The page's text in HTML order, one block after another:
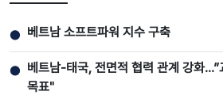
● 베트남 소프트파워 지수 구축
● 베트남-태국, 전면적 협력 관계 강화
목표"